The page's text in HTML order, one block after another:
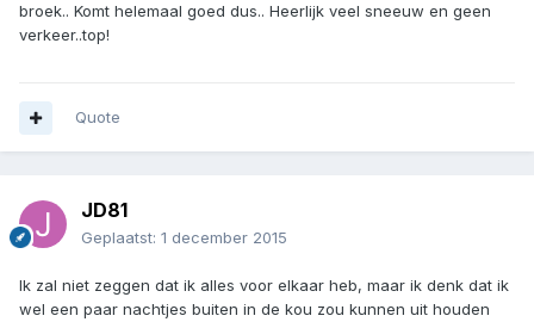
broek.. Komt helemaal goed dus.. Heerlijk veel sneeuw en geen
verkeer..top!
Quote
JD81
Geplaatst: 1 december 2015
Ik zal niet zeggen dat ik alles voor elkaar heb, maar ik denk dat ik
wel een paar nachtjes buiten in de kou zou kunnen uit houden